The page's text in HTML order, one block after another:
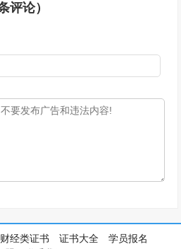
评论）
财经类证书 证书大全
学员报名